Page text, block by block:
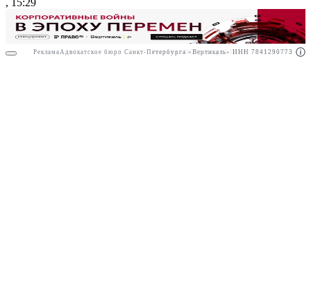
Реклама АО"Право.ру" ИНН: 7708095468
Реклама Адвокатское бюро Санкт-Петербурга «Вертикаль» ИНН 7841290773